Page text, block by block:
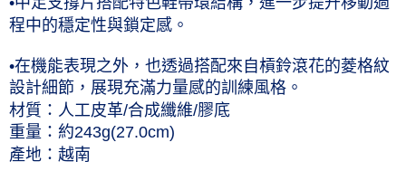
程中的穩定性與鎖定感。
•在機能表現之外，也透過搭配來自槓鈴滾花的菱格紋
設計細節，展現充滿力量感的訓練風格。
材質：人工皮革/合成纖維/膠底
重量：約243g(27.0cm)
產地：越南